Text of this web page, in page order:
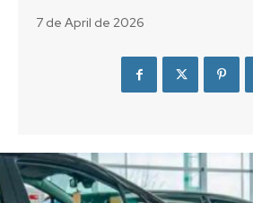
7 de April de 2026